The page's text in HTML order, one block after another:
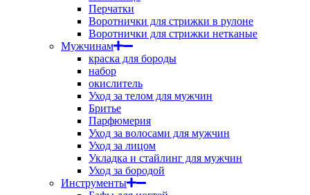
Перчатки
Воротнички для стрижки в рулоне
Воротнички для стрижки нетканые
Мужчинам
краска для бороды
набор
окислитель
Уход за телом для мужчин
Бритье
Парфюмерия
Уход за волосами для мужчин
Уход за лицом
Укладка и стайлинг для мужчин
Уход за бородой
Инструменты